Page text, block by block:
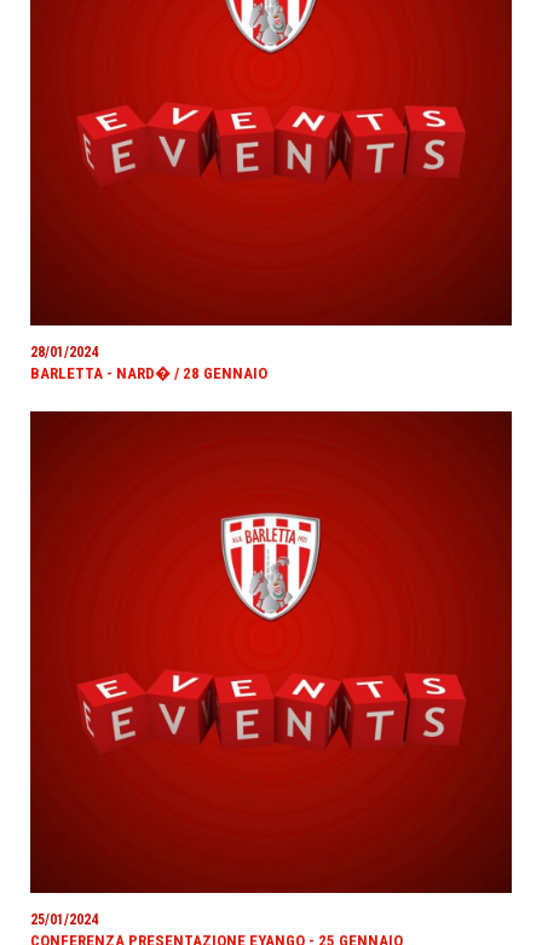
28/01/2024
BARLETTA - NARD� / 28 GENNAIO
25/01/2024
CONFERENZA PRESENTAZIONE EYANGO - 25 GENNAIO